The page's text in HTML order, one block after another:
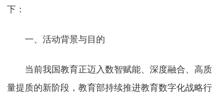
下：
一、活动背景与目的
当前我国教育正迈入数智赋能、深度融合、高质
量提质的新阶段，教育部持续推进教育数字化战略行